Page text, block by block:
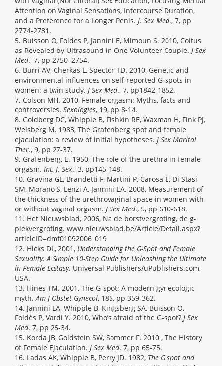
Attention on Vaginal Sensations, Intercourse Duration,
and a Preference for a Longer Penis. J. Sex Med., 7, pp
2774-2781.
5. Buisson O, Foldes P, Jannini E, Mimoun S. 2010, Coitus
as Revealed by Ultrasound in One Volunteer Couple. J Sex
Med., 7, pp 2750–2754.
6. Burri AV, Cherkas L, Spector TD. 2010, Genetic and
environmental influences on self-reported G-spots in
women: a twin study. J Sex Med., 7, pp1842-1852.
7. Colson MH. 2010, Female orgasm: Myths, facts and
controversies. Sexologies, 19, pp 8-14.
8. Goldberg DC, Whipple B, Fishkin RE, Waxman H, Fink PJ,
Weisberg M. 1983, The Grafenberg spot and female
ejaculation: a review of initial hypotheses. J Sex Marital
Ther., 9, pp 27-37.
9. Gräfenberg, E. 1950, The role of the urethra in female
orgasm. Int. J. Sex., 3, pp145-148.
10. Gravina GL, Brandetti F, Martini P, Carosa E, Di Stasi
SM, Morano S, Lenzi A, Jannini EA. 2008, Measurement of
the thickness of the urethrovaginal space in women with
or without vaginal orgasm. J Sex Med., 5, pp 610-618.
11. Het Nieuwsblad, 2006, Na de borstvergroting, de g-
plekvergroting. www.nieuwsblad.be/Article/Detail.aspx?
articleID=dmf01092006_019
12. Hicks DL, 2001, Understanding the G-Spot and Female
Sexuality: A Simple 10-Step Guide for Unleashing the Ultimate
in Female Ecstasy. Universal Publishers/uPublishers.com,
USA.
13. Hines TM. 2001, The G-spot: A modern gynecologic
myth.Am J Obstet Gynecol, 185, pp 359-362.
14. Jannini EA, Whipple B, Kingsberg SA, Buisson O,
Foldès P, Vardi Y. 2010, Who’s afraid of the G-spot? J Sex
Med. 7, pp 25-34.
15. Korda JB, Goldstein SW, Sommer F. 2010 , The History
of Female Ejaculation. J Sex Med. 7, pp 65-75.
16. Ladas AK, Whipple B, Perry JD. 1982, The G spot and